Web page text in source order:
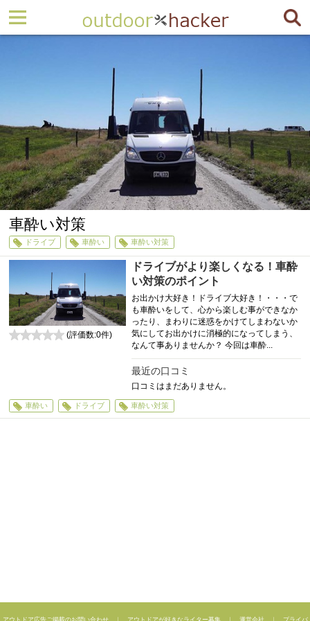
車酔い対策
ドライブ 車酔い 車酔い対策
ドライブがより楽しくなる！車酔
い対策のポイント
お出かけ大好き！ドライブ大好き！・・・で
も車酔いをして、心から楽しむ事ができなか
ったり、まわりに迷惑をかけてしまわないか
気にしてお出かけに消極的になってしまう、
なんて事ありませんか？ 今回は車酔...
最近の口コミ
口コミはまだありません。
(評価数:0件)
車酔い ドライブ 車酔い対策
アウトドア広告ご掲載のお問い合わせ｜ アウトドアが好きなライター募集｜ 運営会社 プライバ